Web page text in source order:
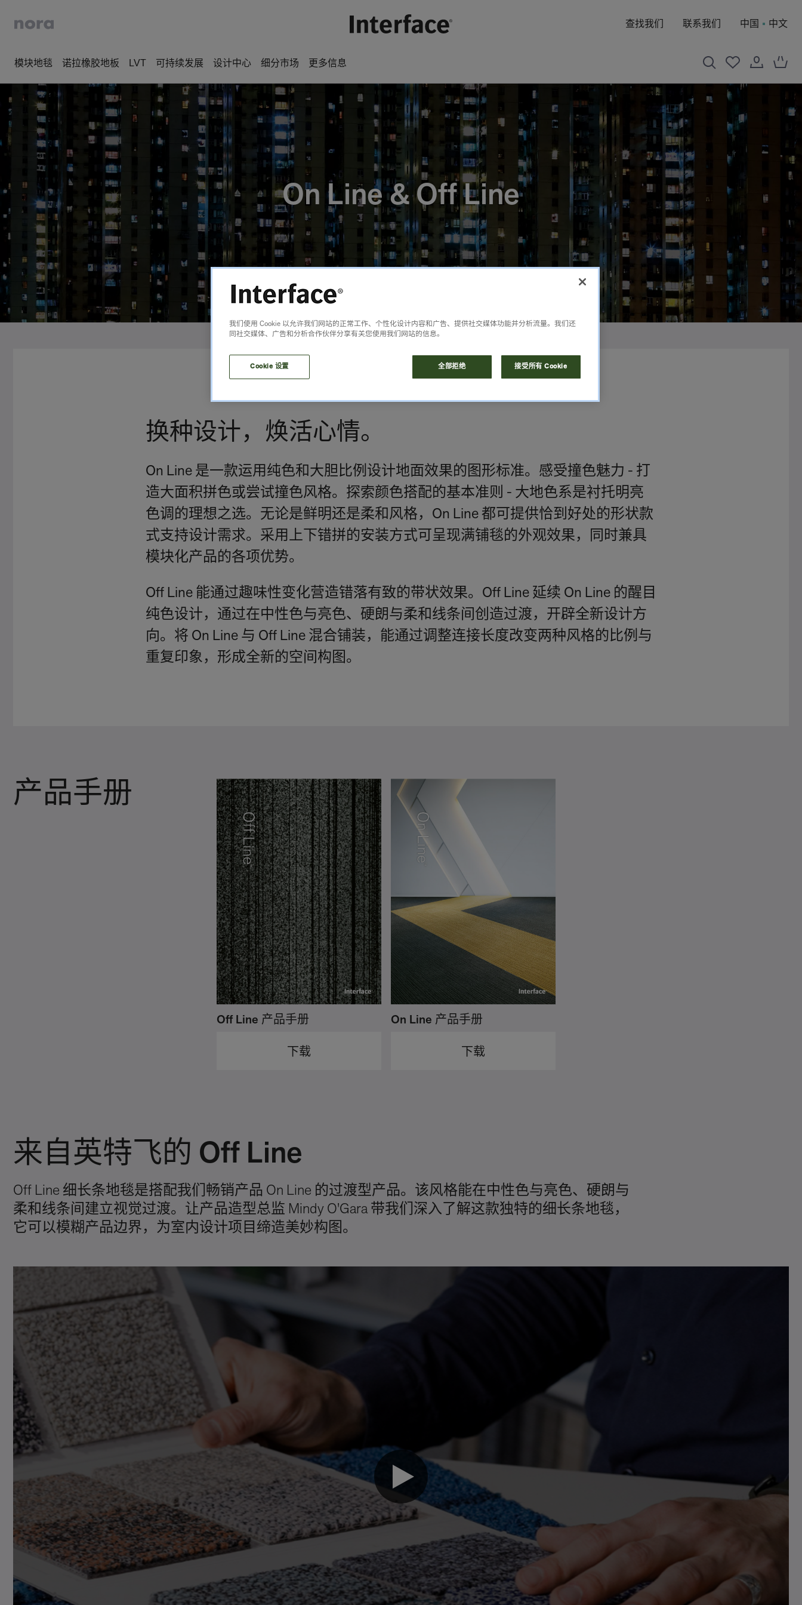
查找我们 联系我们 中国 中文
模块地毯 诺拉橡胶地板 LVT 可持续发展 设计中心 细分市场 更多信息
On Line & Off Line
换种设计，焕活心情。
On Line 是一款运用纯色和大胆比例设计地面效果的图形标准。感受撞色魅力 - 打
造大面积拼色或尝试撞色风格。探索颜色搭配的基本准则 - 大地色系是衬托明亮
色调的理想之选。无论是鲜明还是柔和风格，On Line 都可提供恰到好处的形状款
式支持设计需求。采用上下错拼的安装方式可呈现满铺毯的外观效果，同时兼具
模块化产品的各项优势。
Off Line 能通过趣味性变化营造错落有致的带状效果。Off Line 延续 On Line 的醒目
纯色设计，通过在中性色与亮色、硬朗与柔和线条间创造过渡，开辟全新设计方
向。将 On Line 与 Off Line 混合铺装，能通过调整连接长度改变两种风格的比例与
重复印象，形成全新的空间构图。
产品手册
Off Line 产品手册
下载
On Line 产品手册
下载
来自英特飞的 Off Line
Off Line 细长条地毯是搭配我们畅销产品 On Line 的过渡型产品。该风格能在中性色与亮色、硬朗与
柔和线条间建立视觉过渡。让产品造型总监 Mindy O'Gara 带我们深入了解这款独特的细长条地毯，
它可以模糊产品边界，为室内设计项目缔造美妙构图。
我们使用 Cookie 以允许我们网站的正常工作、个性化设计内容和广告、提供社交媒体功能并分析流量。我们还
同社交媒体、广告和分析合作伙伴分享有关您使用我们网站的信息。
Cookie 设置 全部拒绝 接受所有 Cookie